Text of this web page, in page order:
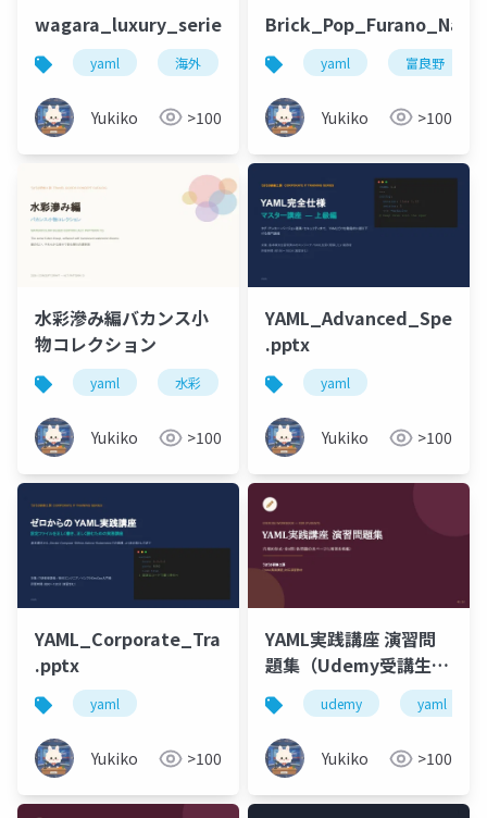
wagara_luxury_series.pptx
yaml 海外 デザイン
Yukiko >100
yaml 富良野
Yukiko >100
水彩滲み編バカンス小
物コレクション
yaml 水彩
Yukiko >100
.pptx
yaml
Yukiko >100
YAML_Corporate_Training_Course
.pptx
yaml
Yukiko >100
YAML実践講座 演習問
題集（Udemy受講生
用）
udemy yaml
Yukiko >100